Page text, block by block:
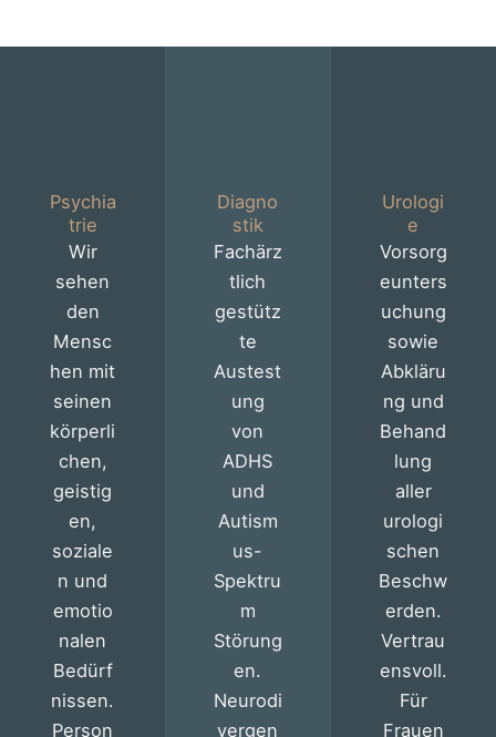
Psychia
trie
Wir
sehen
den
Mensc
hen mit
seinen
körperli
chen,
geistig
en,
soziale
n und
emotio
nalen
Bedürf
nissen.
Person
Diagno
stik
Fachärz
tlich
gestütz
te
Austest
ung
von
ADHS
und
Autism
us-
Spektru
m
Störung
en.
Neurodi
vergen
Urologi
e
Vorsorg
eunters
uchung
sowie
Abkläru
ng und
Behand
lung
aller
urologi
schen
Beschw
erden.
Vertrau
ensvoll.
Für
Frauen